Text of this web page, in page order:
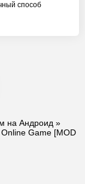
способ
на Андроид »
Game [MOD